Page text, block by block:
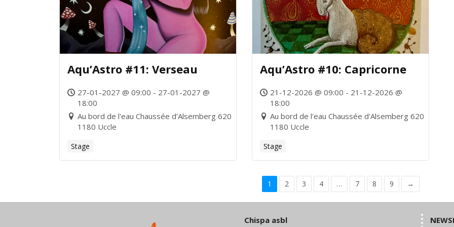
Aqu’Astro #11: Verseau
27-01-2027 @ 09:00 - 27-01-2027 @
18:00
Au bord de l'eau Chaussée d'Alsemberg 620
1180 Uccle
Stage
Aqu’Astro #10: Capricorne
21-12-2026 @ 09:00 - 21-12-2026 @
18:00
Au bord de l'eau Chaussée d'Alsemberg 620
1180 Uccle
Stage
1 2 3 4 … 7 8 9 →
Chispa asbl